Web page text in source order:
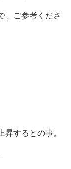
、ご参考くださ
するとの事。